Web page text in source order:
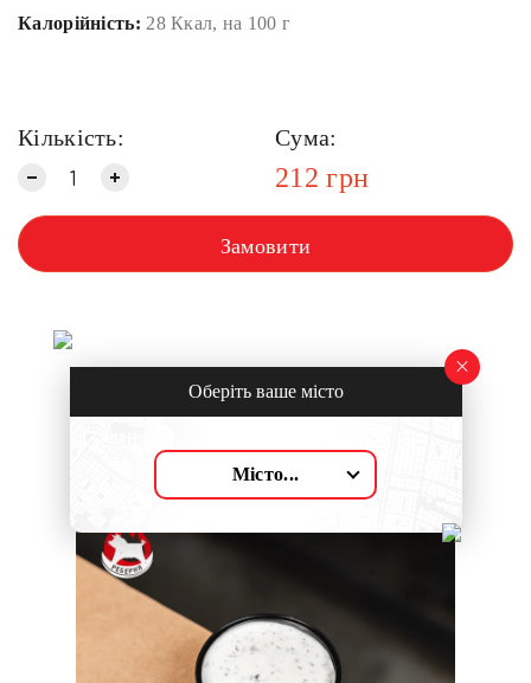
Калорійність: 28 Ккал, на 100 г
Кількість: Сума:
212 грн
Замовити
Найчастіше купують з:
Оберіть ваше місто
Місто...